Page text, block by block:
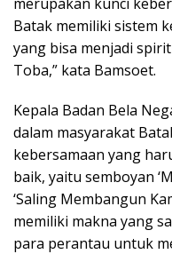
Batak memiliki sistem
yang bisa menjadi
Toba,” kata Bamsoet.
Kepala Badan Bela
dalam masyarakat
kebersamaan yang
baik, yaitu semboyan
‘Saling Membangun
memiliki makna yang
para perantau untuk